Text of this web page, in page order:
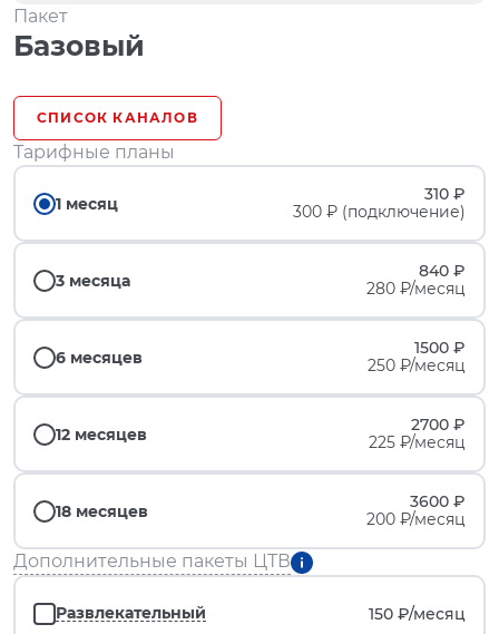
Пакет
Базовый
СПИСОК КАНАЛОВ
Тарифные планы
1 месяц
310 ₽
300 ₽ (подключение)
3 месяца
840 ₽
280 ₽/месяц
6 месяцев
1500 ₽
250 ₽/месяц
12 месяцев
2700 ₽
225 ₽/месяц
18 месяцев
3600 ₽
200 ₽/месяц
Дополнительные пакеты ЦТВ
Развлекательный 150 ₽/месяц